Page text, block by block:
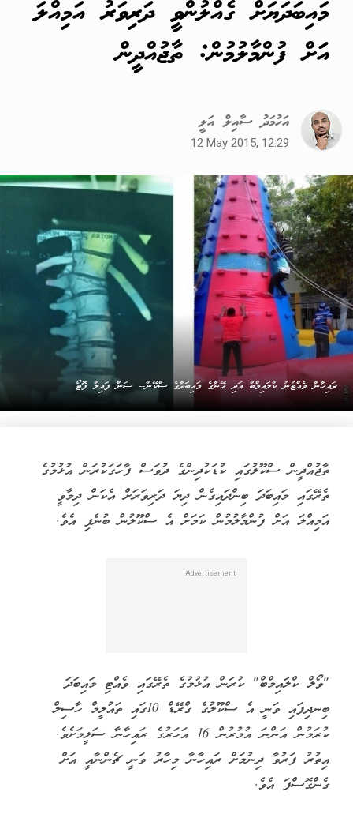
މައިބަދަޔަށް ގެއްލުންވީ ދަރިވަރު އަމިއްލަ
އަަށް ފުންމާލުމުން: ތާޖުއްދީން
އަހުމަދު ސާއިލް އަލީ
12 May 2015, 12:29
ރައިހާނާ ވެއްޓުނު ކްލައިމްބް އަދި އޭނާގެ މައިބަދާގެ ސްކޭން-- ސަން ފައިލް ފޮޓޯ
ތާޖުއްދީން ސްކޫލުގައި ކުޑަކުދިންގެ ދުވަސް ފާހަގަކުރަން އުޅުމުގެ
ތެރޭގައި މައިބަދަ ބިންދައިގެން ދިޔަ ދަރިވަރަށް އެކަން ދިމާވީ
އަމިއްލަ އަށް ފުންމާލުމުން ކަމަށް އެ ސްކޫލުން ބުނެފި އެވެ.
"ވޯލް ކްލައިމްބް" ކުރަން އުޅުމުގެ ތެރޭގައި ވެއްޓި މައިބަދަ
ބިނދިފައި ވަނީ އެ ސްކޫލުގެ ގްރޭޑް 10ގައި ތައުލީމް ހާސިލް
ކުރަމުން އަންނަ އުމުރުން 16 އަހަރުގެ ރައިހާނާ ސަލީމަށެވެ.
އިތުރު ފަރުވާ ދިނުމަށް ރައިހާނާ މިހާރު ވަނީ ޗެންނާއީ އަށް
ގެންގޮސްފަ އެވެ.